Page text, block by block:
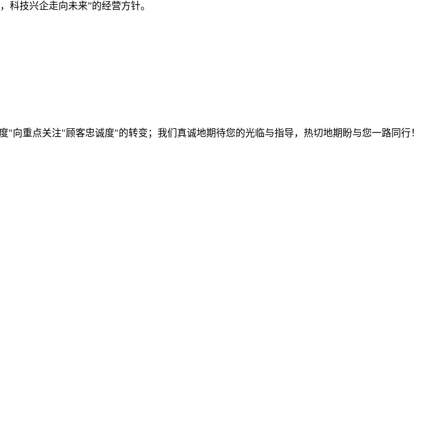
科技兴企走向未来”的经营方针。
重点关注"顾客忠诚度"的转变；我们真诚地期待您的光临与指导，热切地期盼与您一路同行！